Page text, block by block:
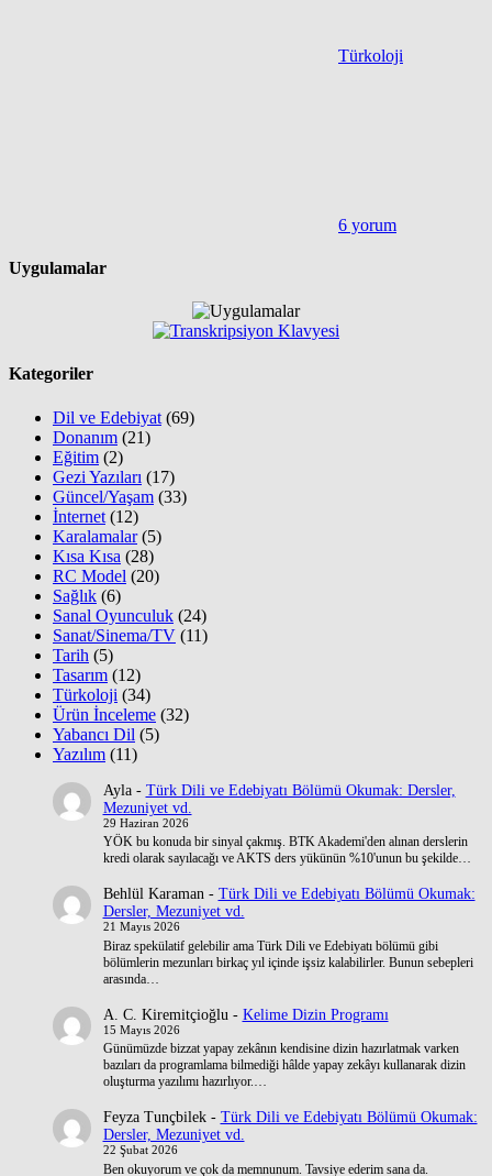
Türkoloji
6 yorum
Uygulamalar
Kategoriler
Dil ve Edebiyat (69)
Donanım (21)
Eğitim (2)
Gezi Yazıları (17)
Güncel/Yaşam (33)
İnternet (12)
Karalamalar(5)
Kısa Kısa (28)
RC Model (20)
Sağlık (6)
Sanal Oyunculuk (24)
Sanat/Sinema/TV (11)
Tarih (5)
Tasarım (12)
Türkoloji (34)
Ürün İnceleme (32)
Yabancı Dil (5)
Yazılım (11)
Ayla- Türk Dili ve Edebiyatı Bölümü Okumak: Dersler,
Mezuniyet vd.
29 Haziran 2026
YÖK bu konuda bir sinyal çakmış. BTK Akademi'den alınan derslerin
kredi olarak sayılacağı ve AKTS ders yükünün %10'unun bu şekilde…
Behlül Karaman- Türk Dili ve Edebiyatı Bölümü Okumak:
Dersler, Mezuniyet vd.
21 Mayıs 2026
Biraz spekülatif gelebilir ama Türk Dili ve Edebiyatı bölümü gibi
bölümlerin mezunları birkaç yıl içinde işsiz kalabilirler. Bunun sebepleri
arasında…
A. C. Kiremitçioğlu - Kelime Dizin Programı
15 Mayıs 2026
Günümüzde bizzat yapay zekânın kendisine dizin hazırlatmak varken
bazıları da programlama bilmediği hâlde yapay zekâyı kullanarak dizin
oluşturma yazılımı hazırlıyor.…
Feyza Tunçbilek- Türk Dili ve Edebiyatı Bölümü Okumak:
Dersler, Mezuniyet vd.
22 Şubat 2026
Ben okuyorum ve çok da memnunum. Tavsiye ederim sana da.